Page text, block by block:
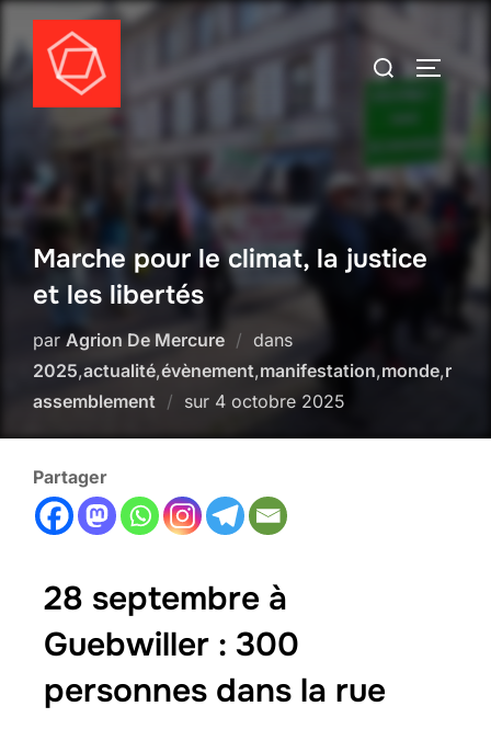
Marche pour le climat, la justice
et les libertés
par Agrion De Mercure
dans
2025,actualité,évènement,manifestation,monde,r
assemblement
sur 4 octobre 2025
Partager
28 septembre à
Guebwiller : 300
personnes dans la rue